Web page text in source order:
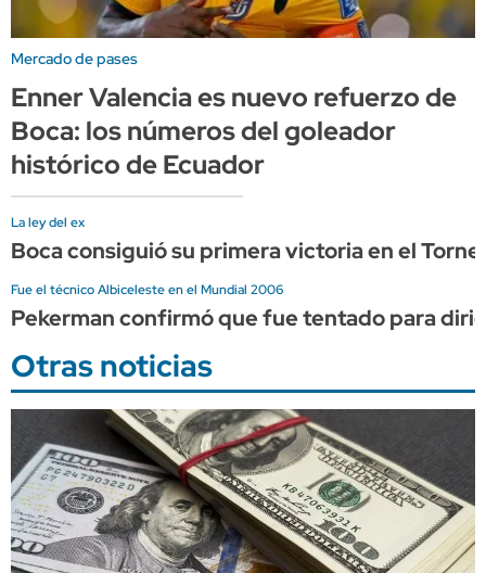
Mercado de pases
Enner Valencia es nuevo refuerzo de
Boca: los números del goleador
histórico de Ecuador
La ley del ex
Boca consiguió su primera victoria en el
Fue el técnico Albiceleste en el Mundial 2006
Pekerman confirmó que fue tentado para
Otras noticias